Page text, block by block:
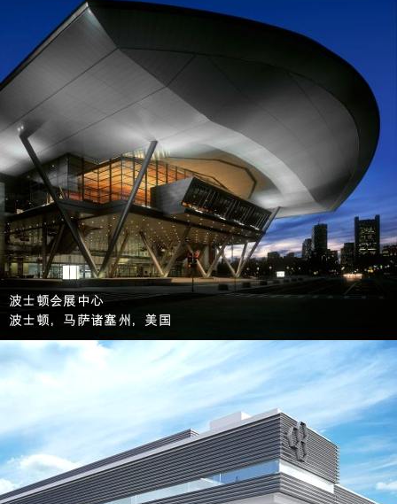
波士顿会展中心
波士顿，马萨诸塞州，美国